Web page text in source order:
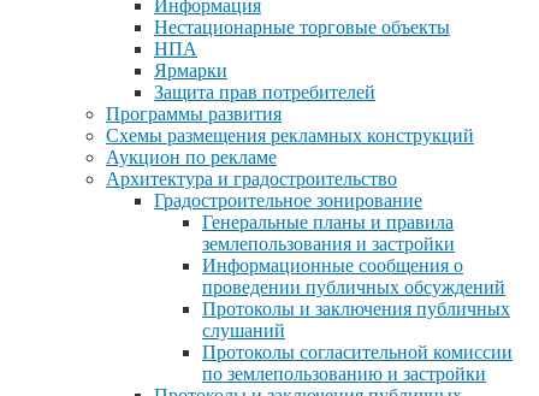
Информация
Нестационарные торговые объекты
НПА
Ярмарки
Защита прав потребителей
Программы развития
Схемы размещения рекламных конструкций
Аукцион по рекламе
Архитектура и градостроительство
Градостроительное зонирование
Генеральные планы и правила
землепользования и застройки
Информационные сообщения о
проведении публичных обсуждений
Протоколы и заключения публичных
слушаний
Протоколы согласительной комиссии
по землепользованию и застройки